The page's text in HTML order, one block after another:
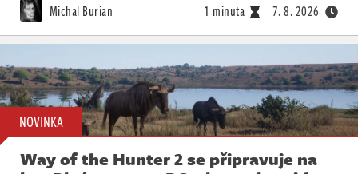
Michal Burian 1 minuta 7. 8. 2026
NOVINKA
Way of the Hunter 2 se připravuje na